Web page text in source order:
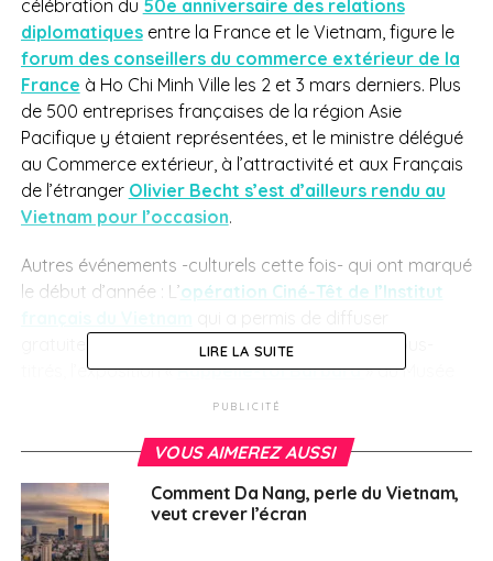
célébration du 50e anniversaire des relations
diplomatiquesentre la France et le Vietnam, figure le
forum des conseillers du commerce extérieur de la
France à Ho Chi Minh Ville les 2 et 3 mars derniers. Plus
de 500 entreprises françaises de la région Asie
Pacifique y étaient représentées, et le ministre délégué
au Commerce extérieur, à l’attractivité et aux Français
de l’étranger Olivier Becht s’est d’ailleurs rendu au
Vietnam pour l’occasion.
Autres événements -culturels cette fois- qui ont marqué
le début d’année : L’opération Ciné-Têt de l’Institut
gratuitement au Vietnam seize films français sous-
titrés, l’exposition «Rappelle-toi Barbara» au Musée
des femmes (Hanoi) qui raconte l’histoire de quatorze
encore l’exposition « Pont de Long Biên – Témoin de
organisée en collaboration avec l’École française
d’Extrême-Orient. Anciennement appelé Paul Doumer -
le gouverneur général de l’Indochine en 1898, date de
LIRE LA SUITE
PUBLICITÉ
VOUS AIMEREZ AUSSI
Comment Da Nang, perle du Vietnam,
veut crever l’écran